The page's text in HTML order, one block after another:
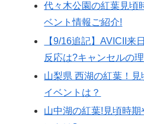
代々木公園の紅葉見頃
ベント情報ご紹介!
【9/16追記】AVICII来
反応は?キャンセルの
山梨県 西湖の紅葉！見
イベントは？
山中湖の紅葉!見頃時